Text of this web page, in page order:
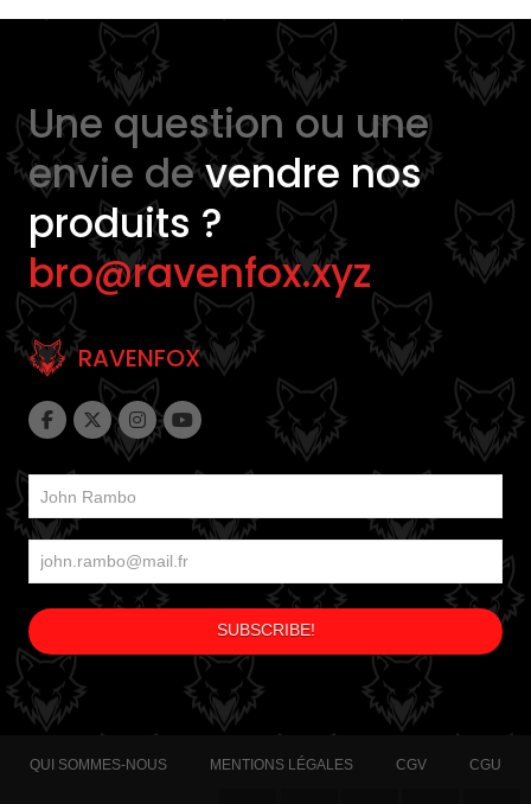
Une question ou une
envie devendre nos
produits ?
bro@ravenfox.xyz
RAVENFOX
QUI SOMMES-NOUS MENTIONS LÉGALES CGV CGU